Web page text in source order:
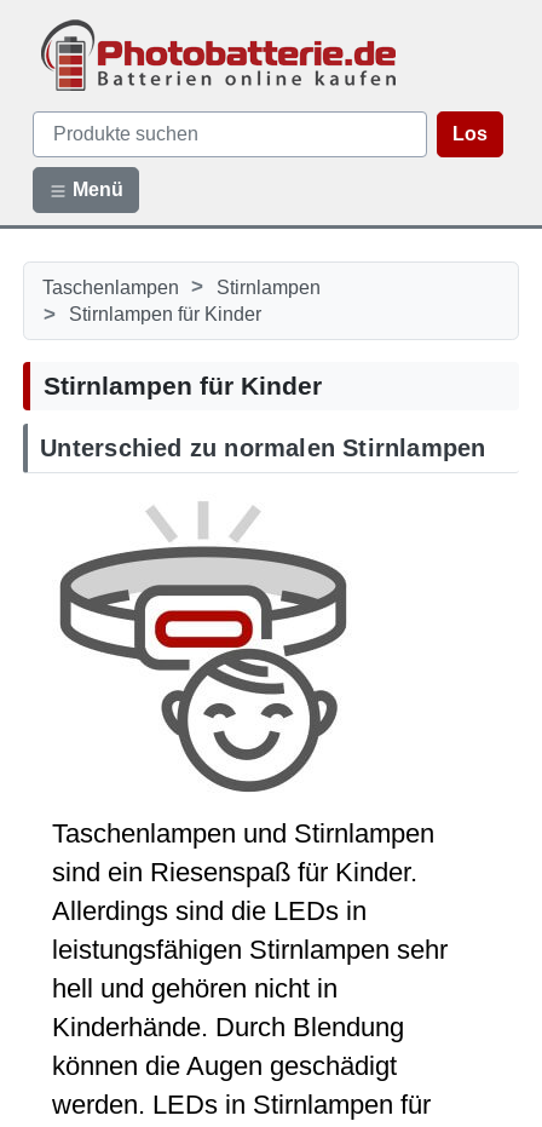
Los
Menü
Taschenlampen > Stirnlampen
> Stirnlampen für Kinder
Stirnlampen für Kinder
Unterschied zu normalen Stirnlampen
Taschenlampen und Stirnlampen
sind ein Riesenspaß für Kinder.
Allerdings sind die LEDs in
leistungsfähigen Stirnlampen sehr
hell und gehören nicht in
Kinderhände. Durch Blendung
können die Augen geschädigt
werden. LEDs in Stirnlampen für